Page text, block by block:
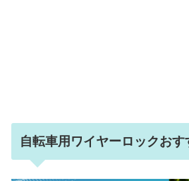
自転車用ワイヤーロックおす